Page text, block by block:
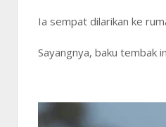
Ia sempat dilarikan ke
Sayangnya, baku tembak